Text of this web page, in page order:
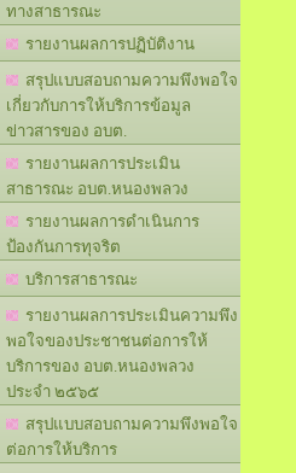
ทางสาธารณะ
รายงานผลการปฏิบัติงาน
สรุปแบบสอบถามความพึงพอใจ
เกี่ยวกับการให้บริการข้อมูล
ข่าวสารของ อบต.
รายงานผลการประเมิน
สาธารณะ อบต.หนองพลวง
รายงานผลการดำเนินการ
ป้องกันการทุจริต
บริการสาธารณะ
รายงานผลการประเมินความพึง
พอใจของประชาชนต่อการให้
บริการของ อบต.หนองพลวง
ประจำ ๒๕๖๕
สรุปแบบสอบถามความพึงพอใจ
ต่อการให้บริการ